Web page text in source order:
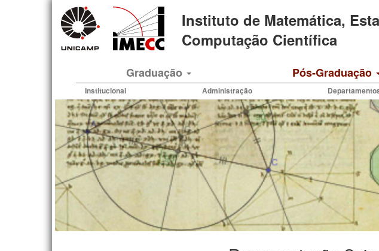
Instituto de Matemática,
Computação Científica
Graduação Pós-Graduação
Institucional Administração